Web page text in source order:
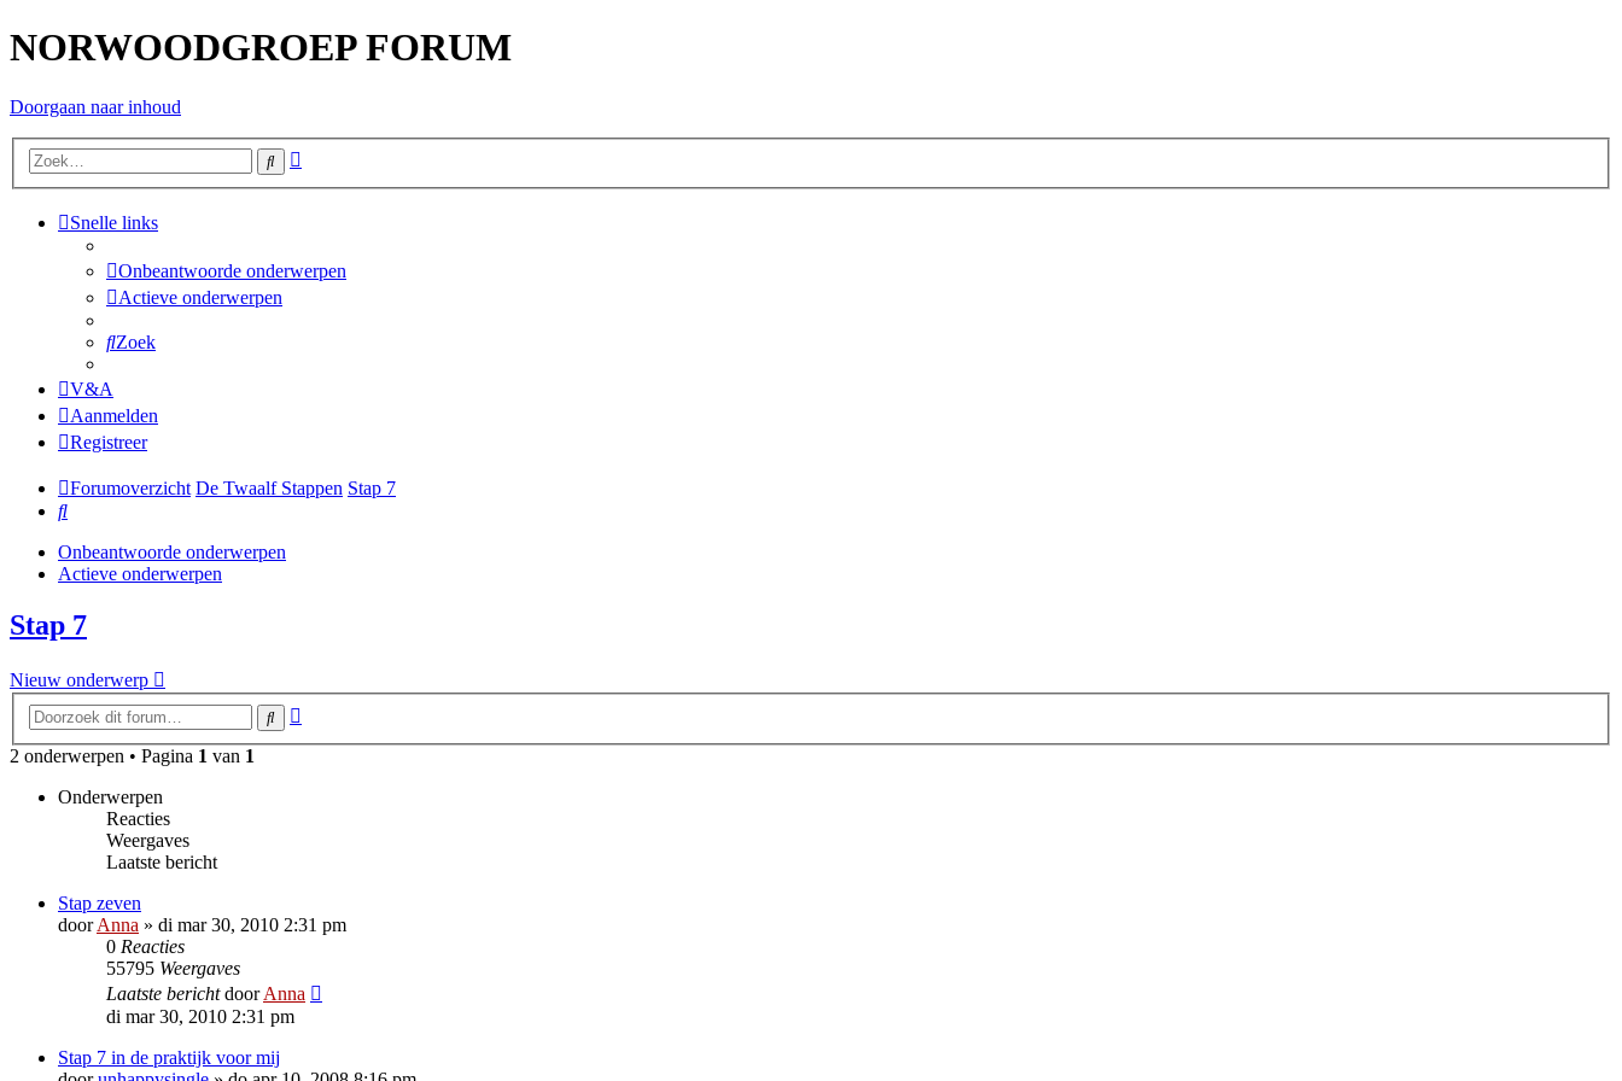
NORWOODGROEP FORUM
Doorgaan naar inhoud
Zoek
Snelle links
Onbeantwoorde onderwerpen
Actieve onderwerpen
Zoek
V&A
Aanmelden
Registreer
Forumoverzicht De Twaalf Stappen Stap 7
Zoek
Onbeantwoorde onderwerpen
Actieve onderwerpen
Stap 7
Nieuw onderwerp
Zoek
2 onderwerpen • Pagina 1 van 1
Onderwerpen
Reacties
Weergaves
Laatste bericht
Stap zeven
doorAnna » di mar 30, 2010 2:31 pm
0 Reacties
55795 Weergaves
Laatste berichtdoorAnna
di mar 30, 2010 2:31 pm
Stap 7 in de praktijk voor mij